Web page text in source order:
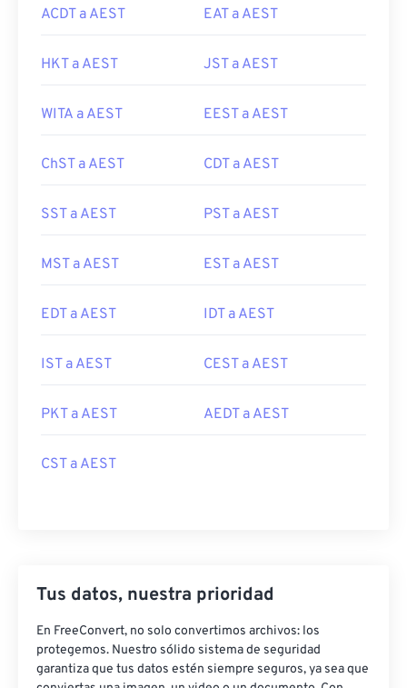
ACDT a AEST EAT a AEST
HKT a AEST JST a AEST
WITA a AEST EEST a AEST
ChST a AEST CDT a AEST
SST a AEST PST a AEST
MST a AEST EST a AEST
EDT a AEST IDT a AEST
IST a AEST CEST a AEST
PKT a AEST AEDT a AEST
CST a AEST
Tus datos, nuestra prioridad
En FreeConvert, no solo convertimos archivos: los
protegemos. Nuestro sólido sistema de seguridad
garantiza que tus datos estén siempre seguros, ya sea que